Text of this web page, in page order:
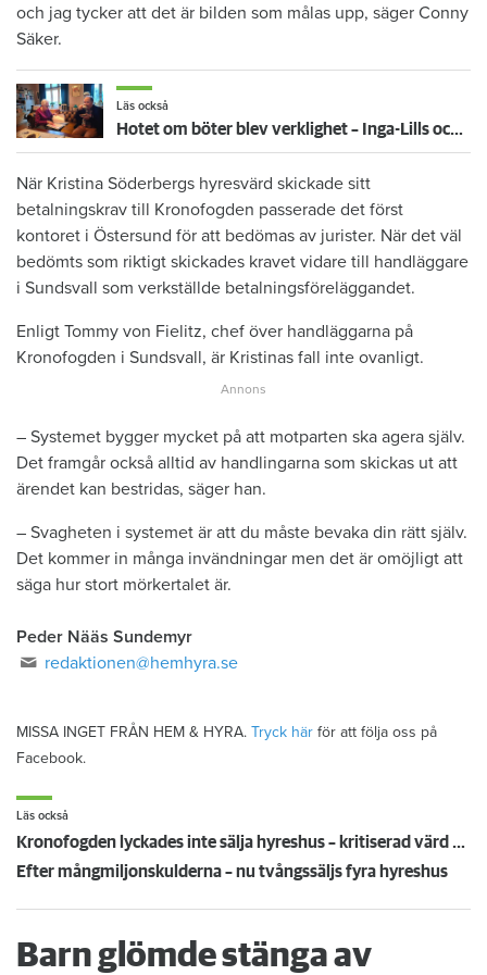
och jag tycker att det är bilden som målas upp, säger Conny
Säker.
Läs också
Hotet om böter blev verklighet – Inga-Lills och Stirlings hyresvärdar får betala 75 000: ”Herregud så onödigt”
När Kristina Söderbergs hyresvärd skickade sitt
betalningskrav till Kronofogden passerade det först
kontoret i Östersund för att bedömas av jurister. När det väl
bedömts som riktigt skickades kravet vidare till handläggare
i Sundsvall som verkställde betalningsföreläggandet.
Enligt Tommy von Fielitz, chef över handläggarna på
Kronofogden i Sundsvall, är Kristinas fall inte ovanligt.
– Systemet bygger mycket på att motparten ska agera själv.
Det framgår också alltid av handlingarna som skickas ut att
ärendet kan bestridas, säger han.
– Svagheten i systemet är att du måste bevaka din rätt själv.
Det kommer in många invändningar men det är omöjligt att
säga hur stort mörkertalet är.
Peder Nääs Sundemyr
redaktionen@hemhyra.se
MISSA INGET FRÅN HEM & HYRA. Tryck här för att följa oss på
Facebook.
Läs också
Kronofogden lyckades inte sälja hyreshus – kritiserad värd får behålla dem tills vidare
Efter mångmiljonskulderna – nu tvångssäljs fyra hyreshus
Barn glömde stänga av